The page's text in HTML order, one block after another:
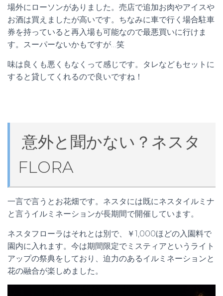
場外にローソンがありました。売店で追加お肉やアイスや
お酒は買えましたが高いです。ちなみに車で行く場合駐車
券を持っていると再入場も可能なので最悪買いに行けま
す。スーパーないかもですが…笑
味は良くも悪くもなくって感じです。タレなどもセットに
すると貸してくれるので良いですね！
意外と聞かない？ネスタ
FLORA
一言で言うとお花畑です。ネスタには既にネスタイルミナ
と言うイルミネーションが長期間で開催しています。
ネスタフローラはそれとは別で、￥1,000ほどの入園料で
園内に入れます。今は期間限定でミスティアというライト
アップの祭典をしており、迫力のあるイルミネーションと
花の融合が楽しめました。